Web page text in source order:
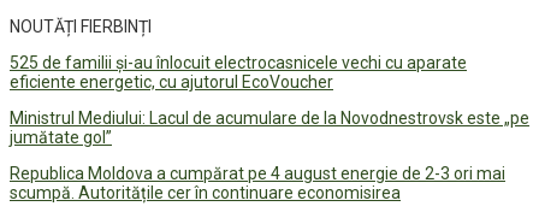
NOUTĂȚI FIERBINȚI
525 de familii și-au înlocuit electrocasnicele vechi cu aparate
eficiente energetic, cu ajutorul EcoVoucher
Ministrul Mediului: Lacul de acumulare de la Novodnestrovsk este „pe
jumătate gol”
Republica Moldova a cumpărat pe 4 august energie de 2-3 ori mai
scumpă. Autoritățile cer în continuare economisirea